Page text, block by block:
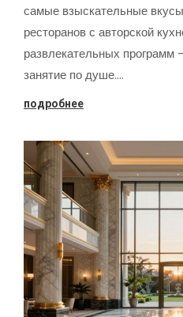
самые взыскательные
ресторанов с авторской
развлекательных программ
занятие по душе.…
подробнее